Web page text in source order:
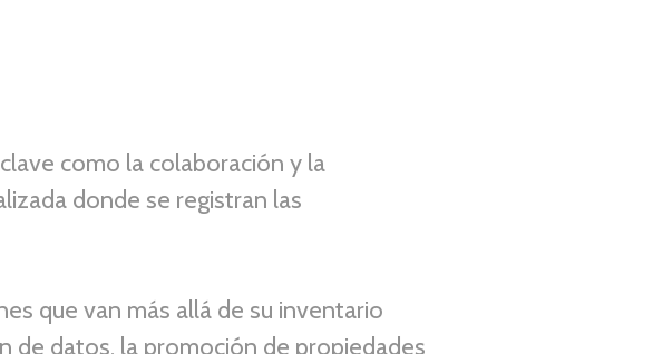
como la colaboración y la
donde se registran las
que van más allá de su inventario
de datos, la promoción de propiedades